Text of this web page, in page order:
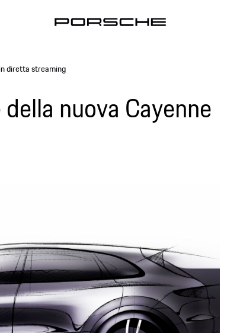
diretta streaming
nuova Cayenne